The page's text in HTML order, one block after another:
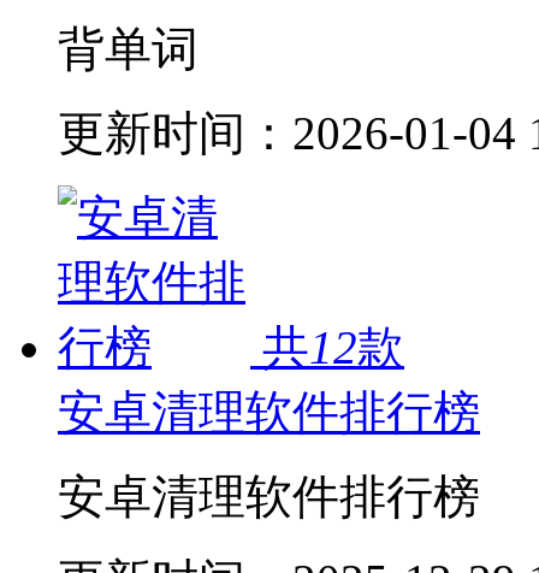
背单词
更新时间： 2026-01-04
共12款
安卓清理软件排行榜
安卓清理软件排行榜